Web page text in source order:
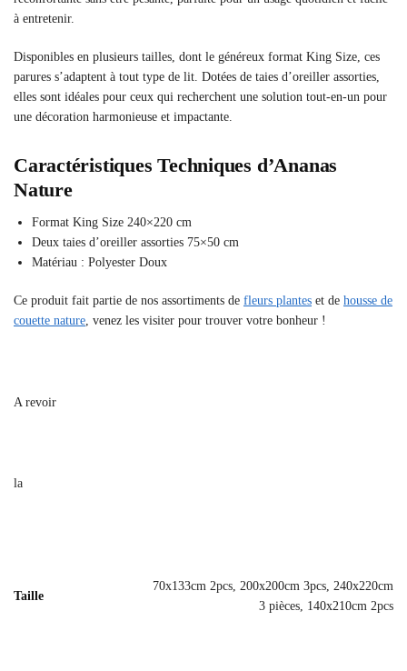
à entretenir.
Disponibles en plusieurs tailles, dont le généreux format King Size, ces
parures s’adaptent à tout type de lit. Dotées de taies d’oreiller assorties,
elles sont idéales pour ceux qui recherchent une solution tout-en-un pour
une décoration harmonieuse et impactante.
Caractéristiques Techniques d’Ananas
Nature
Format King Size 240×220 cm
Deux taies d’oreiller assorties 75×50 cm
Matériau : Polyester Doux
Ce produit fait partie de nos assortiments de fleurs plantes et de housse de
couette nature, venez les visiter pour trouver votre bonheur !
A revoir
la
Taille
70x133cm 2pcs, 200x200cm 3pcs, 240x220cm
3 pièces, 140x210cm 2pcs